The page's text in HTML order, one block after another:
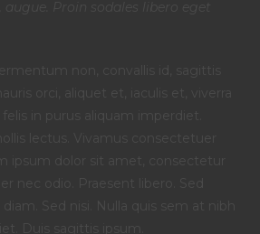
augue. Proin sodales libero eget
non, convallis id, sagittis
orci, aliquet et, iaculis et, viverra
in purus aliquam imperdiet.
lectus. Vivamus consectetuer
ipsum dolor sit amet, consectetur
nec odio. Praesent libero. Sed
diam. Sed nisi. Nulla quis sem at nibh
Duis sagittis ipsum.